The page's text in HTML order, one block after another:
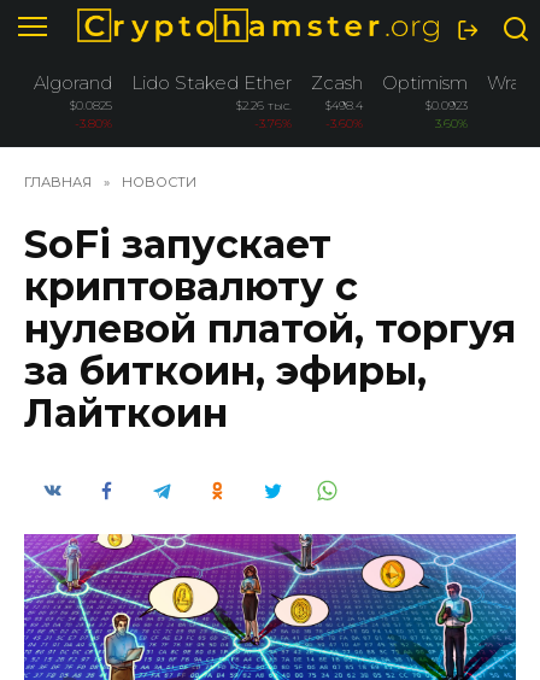
Перейти
содержанию
Algorand
$0.0825
-3.80%
Lido Staked Ether
$2.26 тыс.
-3.76%
Zcash
$498.4
-3.60%
Optimism
$0.0923
3.60%
ГЛАВНАЯ » НОВОСТИ
SoFi запускает
криптовалюту с
нулевой платой, торгуя
за биткоин, эфиры,
Лайткоин